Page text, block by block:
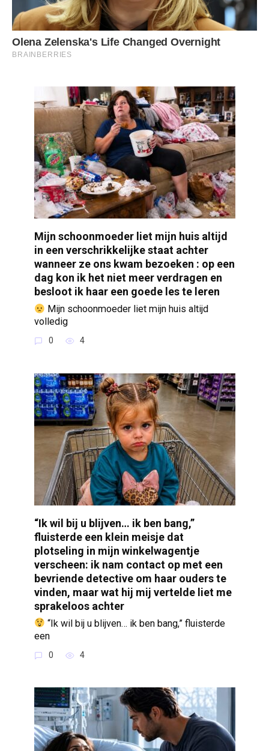
Mijn schoonmoeder liet mijn huis altijd
in een verschrikkelijke staat achter
wanneer ze ons kwam bezoeken : op een
dag kon ik het niet meer verdragen en
besloot ik haar een goede les te leren
Mijn schoonmoeder liet mijn huis altijd
volledig
0 4
“Ik wil bij u blijven… ik ben bang,”
fluisterde een klein meisje dat
plotseling in mijn winkelwagentje
verscheen: ik nam contact op met een
bevriende detective om haar ouders te
vinden, maar wat hij mij vertelde liet me
sprakeloos achter
“Ik wil bij u blijven… ik ben bang,” fluisterde
een
0 4